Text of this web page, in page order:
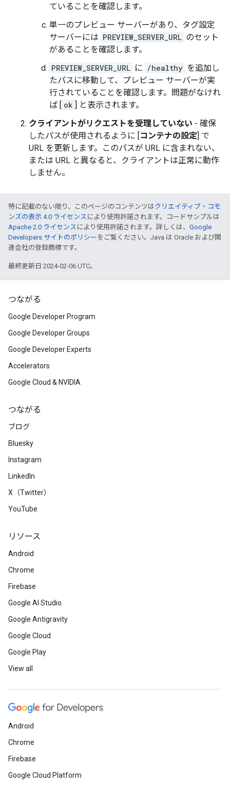
ていることを確認します。
単一のプレビュー サーバーがあり、タグ設定
サーバーには PREVIEW_SERVER_URL のセット
があることを確認します。
PREVIEW_SERVER_URL に /healthy を追加し
たパスに移動して、プレビュー サーバーが実
行されていることを確認します。問題がなけれ
ば [ ok ] と表示されます。
クライアントがリクエストを受理していない - 確保
したパスが使用されるように [コンテナの設定] で
URL を更新します。このパスが URL に含まれない、
または URL と異なると、クライアントは正常に動作
しません。
特に記載のない限り、このページのコンテンツはクリエイティブ・コモ
ンズの表示 4.0 ライセンス により使用許諾されます。コードサンプルは
Apache 2.0 ライセンス により使用許諾されます。詳しくは、 Google
Developers サイトのポリシー をご覧ください。Java は Oracle および関
連会社の登録商標です。
最終更新日 2024-02-06 UTC。
つながる
Google Developer Program
Google Developer Groups
Google Developer Experts
Accelerators
Google Cloud & NVIDIA
つながる
ブログ
Bluesky
Instagram
LinkedIn
X（Twitter）
YouTube
リソース
Android
Chrome
Firebase
Google AI Studio
Google Antigravity
Google Cloud
Google Play
View all
Android
Chrome
Firebase
Google Cloud Platform